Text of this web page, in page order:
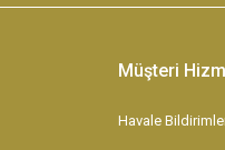
Müşteri
Havale